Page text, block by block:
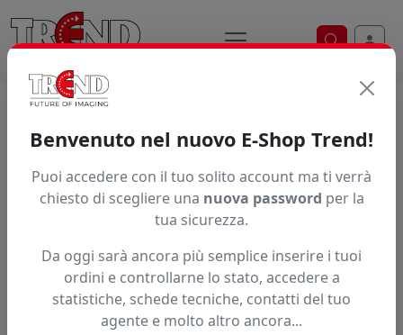
Ricerca
Articolo non trovato.
Hai trovato questo prodotto ad un prezzo più basso?
Fai una segnalazione
Benvenuto nel nuovo E-Shop Trend!
Puoi accedere con il tuo solito account ma ti verrà
chiesto di scegliere una nuova password per la
tua sicurezza.
Da oggi sarà ancora più semplice inserire i tuoi
ordini e controllarne lo stato, accedere a
statistiche, schede tecniche, contatti del tuo
agente e molto altro ancora...